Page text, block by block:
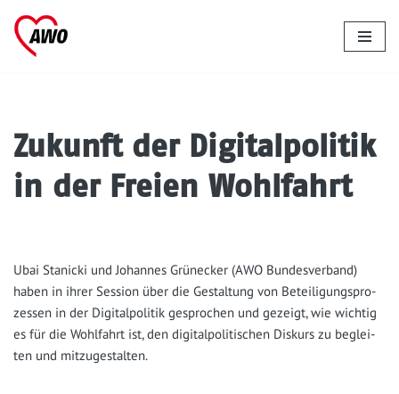
Zum
Zukunft der Digitalpolitik
in der Freien Wohlfahrt
Ubai Sta­ni­cki und Johan­nes Grüne­cker (AWO Bun­des­ver­band)
haben in ihrer Ses­si­on über die Gestal­tung von Betei­li­gungs­pro­
zes­sen in der Digi­tal­po­li­tik gespro­chen und gezeigt, wie wich­tig
es für die Wohl­fahrt ist, den digi­tal­po­li­ti­schen Dis­kurs zu beglei­
ten und mitzugestalten.